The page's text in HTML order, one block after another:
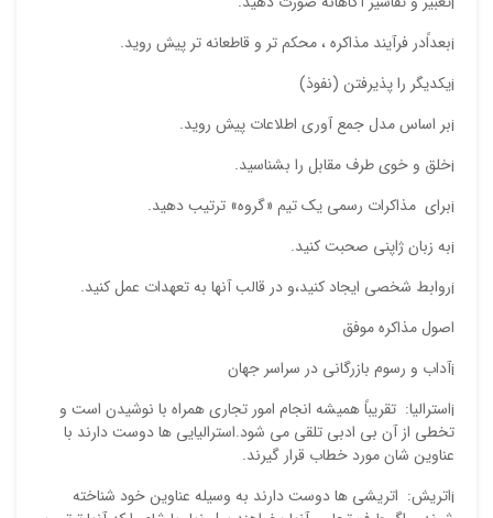
¡بعداًدر فرآیند مذاکره ، محکم تر و قاطعانه تر پیش روید.
¡یکدیگر را پذیرفتن (نفوذ)
¡بر اساس مدل جمع آوری اطلاعات پیش روید.
¡خلق و خوی طرف مقابل را بشناسید.
¡برای مذاکرات رسمی یک تیم «گروه» ترتیب دهید.
¡به زبان ژاپنی صحبت کنید.
¡روابط شخصی ایجاد کنید،و در قالب آنها به تعهدات عمل کنید.
اصول مذاکره موفق
¡آداب و رسوم بازرگانی در سراسر جهان
¡استرالیا: تقریباً همیشه انجام امور تجاری همراه با نوشیدن است و
تخطی از آن بی ادبی تلقی می شود.استرالیایی ها دوست دارند با
عناوین شان مورد خطاب قرار گیرند.
¡اتریش: اتریشی ها دوست دارند به وسیله عناوین خود شناخته